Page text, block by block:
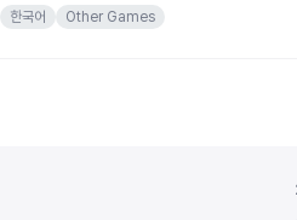
한국어 Other Games